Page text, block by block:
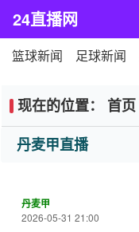
24直播网
篮球新闻 足球新闻
现在的位置： 首页
丹麦甲直播
丹麦甲
2026-05-31 21:00